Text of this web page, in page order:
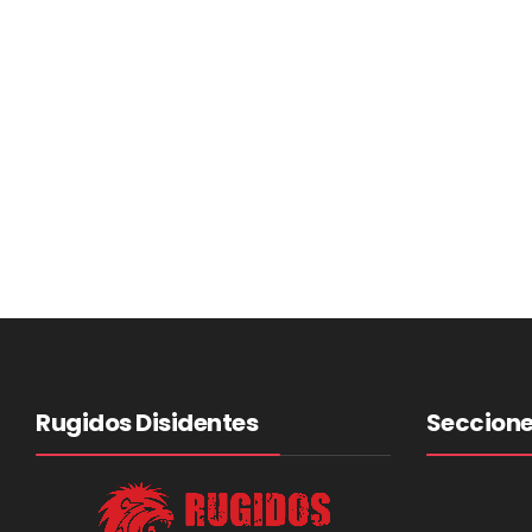
Rugidos Disidentes